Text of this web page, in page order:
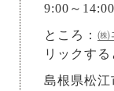
9:00～14:00
ところ： ㈱
リックする
島根県松